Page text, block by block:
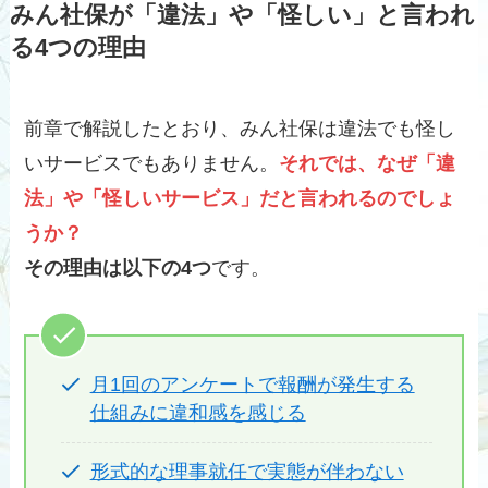
みん社保が「違法」や「怪しい」と言われ
る4つの理由
前章で解説したとおり、みん社保は違法でも怪し
いサービスでもありません。 それでは、なぜ「違
法」や「怪しいサービス」だと言われるのでしょ
うか？
その理由は以下の4つです。
月1回のアンケートで報酬が発生する
仕組みに違和感を感じる
形式的な理事就任で実態が伴わない